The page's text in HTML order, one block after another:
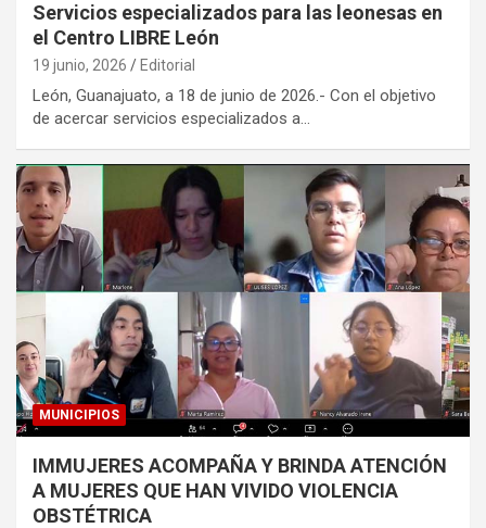
Servicios especializados para las leonesas en
el Centro LIBRE León
19 junio, 2026 Editorial
León, Guanajuato, a 18 de junio de 2026.- Con el objetivo
de acercar servicios especializados a…
MUNICIPIOS
IMMUJERES ACOMPAÑA Y BRINDA ATENCIÓN
A MUJERES QUE HAN VIVIDO VIOLENCIA
OBSTÉTRICA